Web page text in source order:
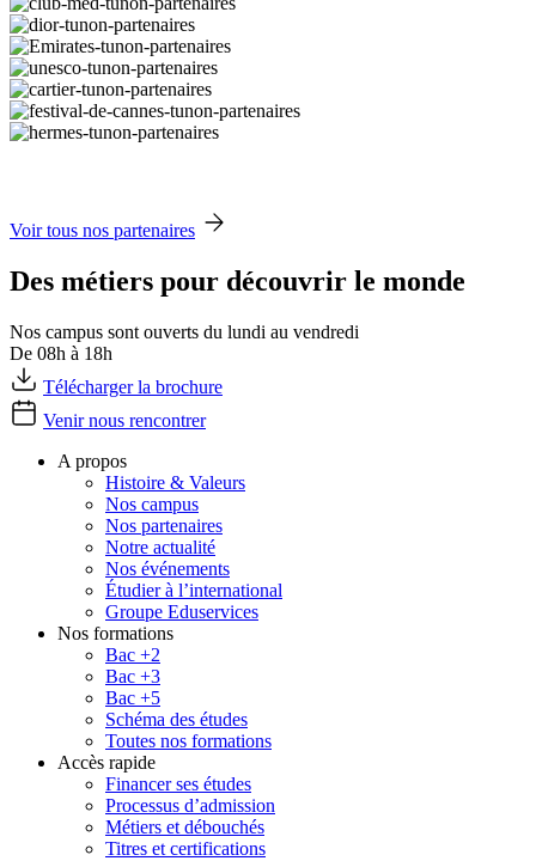
Voir tous nos partenaires
Des métiers pour découvrir le monde
Nos campus sont ouverts du lundi au vendredi
De 08h à 18h
Télécharger la brochure
Venir nous rencontrer
A propos
Histoire & Valeurs
Nos campus
Nos partenaires
Notre actualité
Nos événements
Étudier à l’international
Groupe Eduservices
Nos formations
Bac +2
Bac +3
Bac +5
Schéma des études
Toutes nos formations
Accès rapide
Financer ses études
Processus d’admission
Métiers et débouchés
Titres et certifications